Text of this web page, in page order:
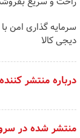
سرمایه گذاری امن
دیجی کالا
درباره منتشر
منتشر شده در